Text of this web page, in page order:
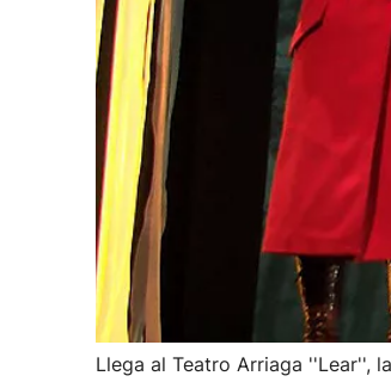
Llega al Teatro Arriaga ''Lear'',